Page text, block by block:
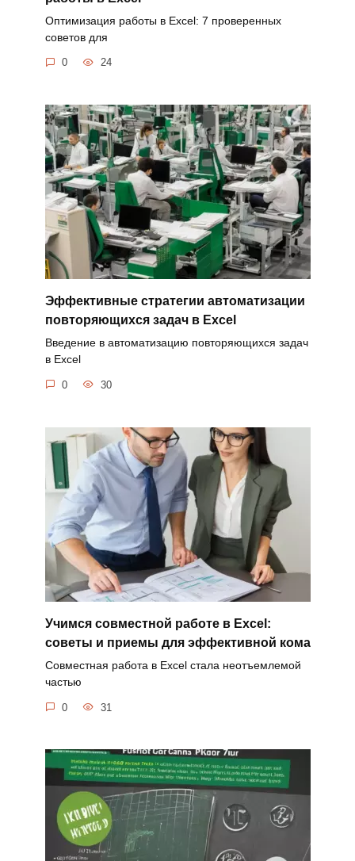
Оптимизация работы в Excel: 7 проверенных
советов для
0 24
Эффективные стратегии автоматизации
повторяющихся задач в Excel
Введение в автоматизацию повторяющихся задач
в Excel
0 30
Учимся совместной работе в Excel:
советы и приемы для эффективной кома
Совместная работа в Excel стала неотъемлемой
частью
0 31